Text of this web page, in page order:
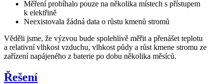
Měření probíhalo pouze na několika místech s přístupem
k elektřině
Neexistovala žádná data o růstu kmenů stromů
Věděli jsme, že výzvou bude spolehlivě měřit a přenášet teplotu
a relativní vlhkost vzduchu, vlhkost půdy a růst kmene stromu ze
zařízení napájeného z baterie po dobu několika měsíců.
Řešení